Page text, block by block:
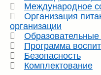
Международное
Организация
организации
Образовательные
Программа
Безопасность
Комплектование